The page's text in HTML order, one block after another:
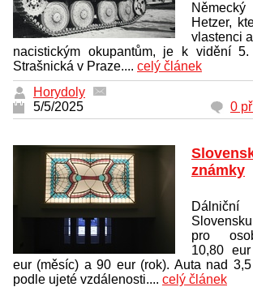
Hetzer,
vlastenci
nacistickým okupantům, je k vidění
Strašnická v Praze.... celý článek
Horydoly
5/5/2025
0
známky
pro
10,80
eur (měsíc) a 90 eur (rok). Auta nad
podle ujeté vzdálenosti.... celý článek